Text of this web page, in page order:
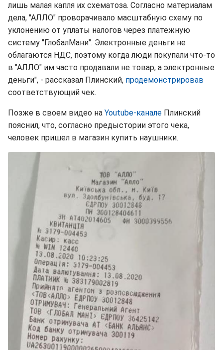
лишь малая капля их схематоза. Согласно материалам
дела, "АЛЛО" проворачивало масштабную схему по
уклонению от уплаты налогов через платежную
систему "ГлобалМани". Электронные деньги не
облагаются НДС, поэтому когда люди покупали что-то
в "АЛЛО" им часто продавали не товар, а электронные
деньги", - рассказал Плинский, продемонстрировав
соответствующий чек.
Позже в своем видео на Youtube-канале Плинский
пояснил, что, согласно предыстории этого чека,
человек пришел в магазин купить наушники.